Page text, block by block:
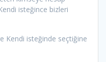
isteğince bizleri
Kendi isteğinde seçtiğine